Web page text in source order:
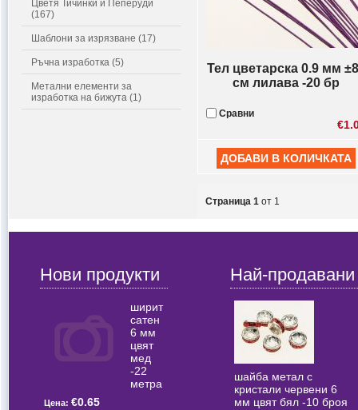
Цветя Тичинки и Пеперуди
(167)
Шаблони за изрязване (17)
Ръчна изработка (5)
Метални елементи за
изработка на бижута (1)
Тел цветарска 0.9 мм
см лилава -20 бр
Сравни
Страница 1 от 1
Нови продукти
ширит
сатен
6 мм
цвят
мед
-22
метра
Цена: €0.65
Най-продавани
шайба метал с
кристали червени 6
мм цвят бял -10 броя